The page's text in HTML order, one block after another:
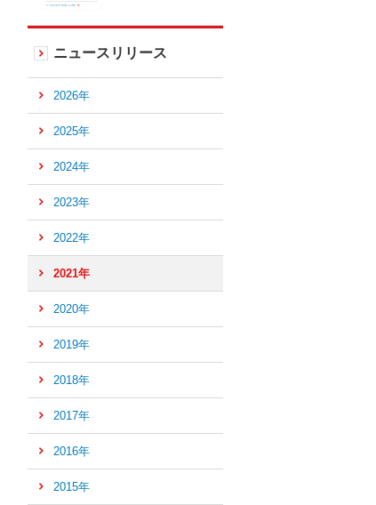
ニュースリリース
2026年
2025年
2024年
2023年
2022年
2021年
2020年
2019年
2018年
2017年
2016年
2015年